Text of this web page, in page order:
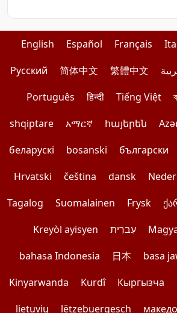
English Español Français
Pусский
简体中文 繁體中文
Português
हिन्दी Tiếng Việt
shqiptare
አማርኛ հայերեն
беларускі
bosanski български
Hrvatski
čeština dansk
Tagalog
Suomalainen Frysk
Kreyòl ayisyen
עִברִית
bahasa Indonesia
日本 basa
Kinyarwanda
Kurdî Кыргызча
lietuvių
lëtzebuergesch